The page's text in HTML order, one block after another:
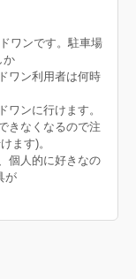
ワンです。駐車場
か
ワン利用者は何時
ワンに行けます。
きなくなるので注
ます)。
個人的に好きなの
が